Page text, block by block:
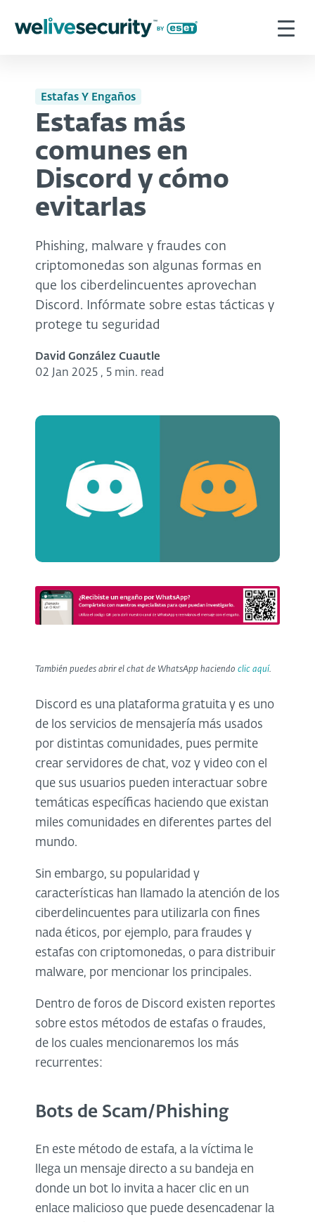
Estafas Y Engaños
Estafas más
comunes en
Discord y cómo
evitarlas
Phishing, malware y fraudes con
criptomonedas son algunas formas en
que los ciberdelincuentes aprovechan
Discord. Infórmate sobre estas tácticas y
protege tu seguridad
David González Cuautle
02 Jan 2025 , 5 min. read
También puedes abrir el chat de WhatsApp haciendo clic aquí.
Discord es una plataforma gratuita y es uno
de los servicios de mensajería más usados
por distintas comunidades, pues permite
crear servidores de chat, voz y video con el
que sus usuarios pueden interactuar sobre
temáticas específicas haciendo que existan
miles comunidades en diferentes partes del
mundo.
Sin embargo, su popularidad y
características han llamado la atención de los
ciberdelincuentes para utilizarla con fines
nada éticos, por ejemplo, para fraudes y
estafas con criptomonedas, o para distribuir
malware, por mencionar los principales.
Dentro de foros de Discord existen reportes
sobre estos métodos de estafas o fraudes,
de los cuales mencionaremos los más
recurrentes:
Bots de Scam/Phishing
En este método de estafa, a la víctima le
llega un mensaje directo a su bandeja en
donde un bot lo invita a hacer clic en un
enlace malicioso que puede desencadenar la